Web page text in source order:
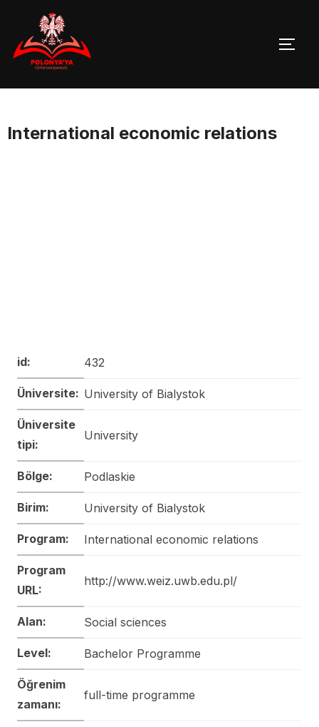
content
International economic relations
id: 432
Üniversite: University of Bialystok
Üniversite
tipi:
University
Bölge: Podlaskie
Birim: University of Bialystok
Program: International economic relations
Program
URL:
http://www.weiz.uwb.edu.pl/
Alan: Social sciences
Level: Bachelor Programme
Öğrenim
zamanı:
full-time programme